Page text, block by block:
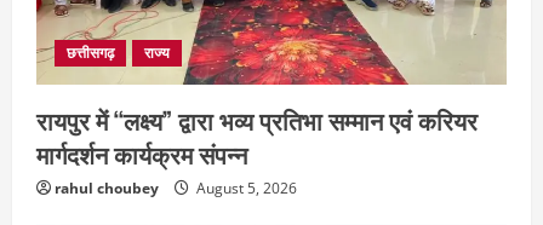
छत्तीसगढ़ राज्य
रायपुर में “लक्ष्य” द्वारा भव्य प्रतिभा सम्मान एवं करियर
मार्गदर्शन कार्यक्रम संपन्न
rahul choubey August 5, 2026